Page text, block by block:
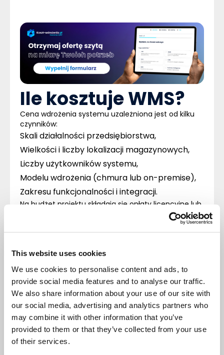
This website uses cookies
We use cookies to personalise content and ads, to
provide social media features and to analyse our traffic.
We also share information about your use of our site with
our social media, advertising and analytics partners who
may combine it with other information that you’ve
provided to them or that they’ve collected from your use
of their services.
Ile kosztuje WMS?
Cena wdrożenia systemu uzależniona jest od kilku
czynników:
Skali działalności przedsiębiorstwa,
Wielkości i liczby lokalizacji magazynowych,
Liczby użytkowników systemu,
Modelu wdrożenia (chmura lub on-premise),
Zakresu funkcjonalności i integracji.
Na budżet projektu składają się opłaty licencyjne lub
z innymi rozwiązaniami, np. ERP.
FAQ -
najczęstsze
pytania i
odpowiedzi
Kim jest specjalista